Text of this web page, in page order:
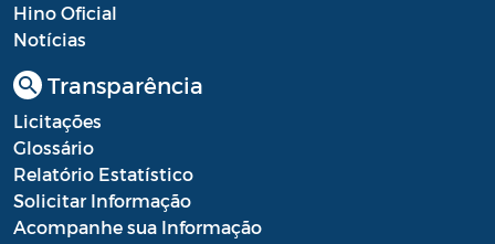
Hino Oficial
Notícias
Transparência
Licitações
Glossário
Relatório Estatístico
Solicitar Informação
Acompanhe sua Informação